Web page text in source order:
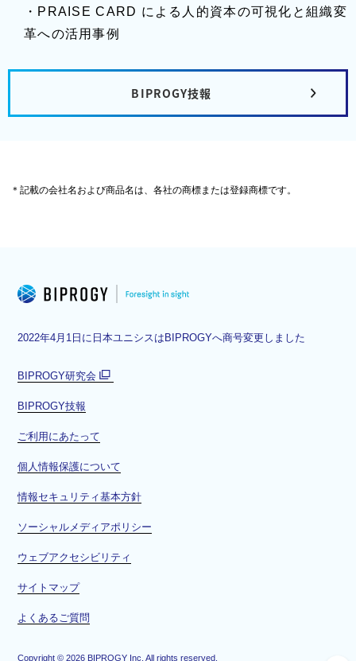
・PRAISE CARD による人的資本の可視化と組織変
革への活用事例
BIPROGY技報
＊記載の会社名および商品名は、各社の商標または登録商標です。
2022年4月1日に日本ユニシスはBIPROGYへ商号変更しました
BIPROGY研究会
ド
で
く
BIPROGY技報
ご利用にあたって
個人情報保護について
情報セキュリティ基本方針
ソーシャルメディアポリシー
ウェブアクセシビリティ
サイトマップ
よくあるご質問
Copyright ©2026 BIPROGY Inc. All rights reserved.